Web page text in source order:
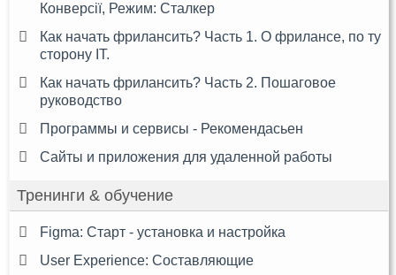
Конверсії, Режим: Сталкер
Как начать фрилансить? Часть 1. О фрилансе, по ту
сторону IT.
Как начать фрилансить? Часть 2. Пошаговое
руководство
Программы и сервисы - Рекомендасьен
Сайты и приложения для удаленной работы
Тренинги & обучение
Figma: Старт - установка и настройка
User Experience: Составляющие